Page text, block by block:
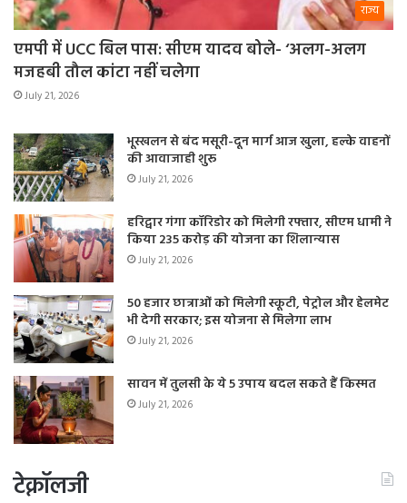
राज्य
एमपी में UCC बिल पास: सीएम यादव बोले- ‘अलग-अलग
मजहबी तौल कांटा नहीं चलेगा
July 21, 2026
भूस्खलन से बंद मसूरी-दून मार्ग आज खुला, हल्के वाहनों
की आवाजाही शुरू
July 21, 2026
हरिद्वार गंगा कॉरिडोर को मिलेगी रफ्तार, सीएम धामी ने
किया 235 करोड़ की योजना का शिलान्यास
July 21, 2026
50 हजार छात्राओं को मिलेगी स्कूटी, पेट्रोल और हेलमेट
भी देगी सरकार; इस योजना से मिलेगा लाभ
July 21, 2026
सावन में तुलसी के ये 5 उपाय बदल सकते हैं किस्मत
July 21, 2026
टेक्नॉलजी